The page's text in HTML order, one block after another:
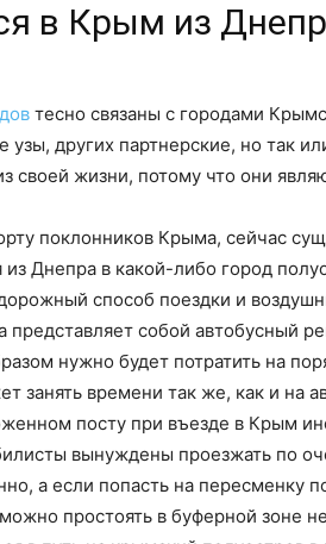
в Крым из
тесно связаны с городами
других партнерские, но так
своей жизни, потому что они
поклонников Крыма, сейчас
из Днепра в какой-либо город
способ поездки и
представляет собой автобусный
нужно будет потратить на
занять времени так же, как и на
посту при въезде в Крым
вынуждены проезжать по
а если попасть на пересменку
простоять в буферной зоне